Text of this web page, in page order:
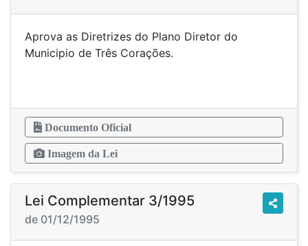
Aprova as Diretrizes do Plano Diretor do
Municipio de Três Corações.
Documento Oficial
Imagem da Lei
Lei Complementar 3/1995
de 01/12/1995